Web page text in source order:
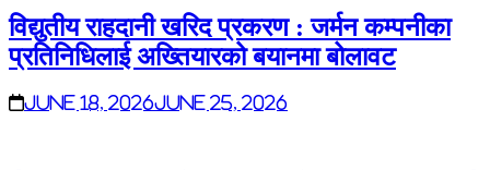
विद्युतीय राहदानी खरिद प्रकरण : जर्मन कम्पनीका
प्रतिनिधिलाई अख्तियारको बयानमा बोलावट
June 18, 2026June 25, 2026